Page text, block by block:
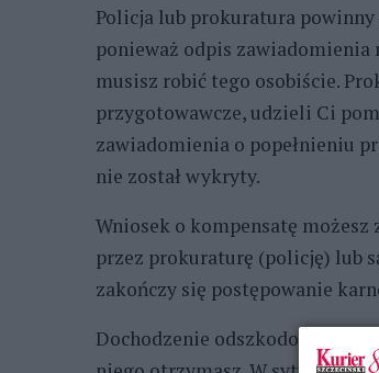
Policja lub prokuratura
ponieważ odpis zawiadomienia
musisz robić tego osobiście.
przygotowawcze, udzieli Ci
zawiadomienia o popełnieniu
nie został wykryty.
Wniosek o kompensatę możesz
przez prokuraturę (policję) lub
zakończy się postępowanie
Dochodzenie odszkodowania